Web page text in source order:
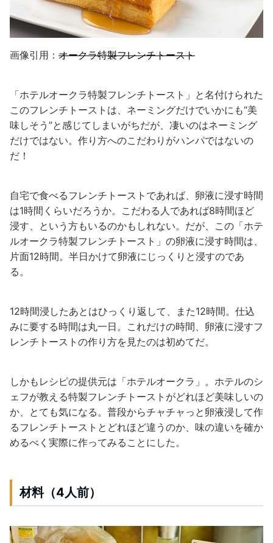
画像引用： オークラ特製フレンチトースト
「ホテルオークラ特製フレンチトースト」と名付けられた
このフレンチトーストは、ネーミングだけでいかにも“美
味しそう”と感じてしまいがちだが、凄いのはネーミング
だけではない。作り方へのこだわりがハンパではないの
だ！
自宅で食べるフレンチトーストであれば、卵液に浸す時間
は1時間くらいだろうか。こだわる人であれば8時間ほど
浸す、という方もいるのかもしれない。だが、この「ホテ
ルオークラ特製フレンチトースト」の卵液に浸す時間は、
片面12時間。半日かけて卵液にじっくりと浸すのであ
る。
12時間浸したあとはひっくり返して、また12時間。仕込
みに要する時間は丸一日。これだけの時間、卵液に浸すフ
レンチトーストの作り方を見たのは初めてだ。
しかもレシピの提供元は「ホテルオークラ」。ホテルのシ
ェフが教える特製フレンチトーストがどれほど美味しいの
か、とても気になる。普段からチャチャっと卵液浸して作
るフレンチトーストとどれほど違うのか、味の違いを確か
めるべく実際に作ってみることにした。
材料（4人前）